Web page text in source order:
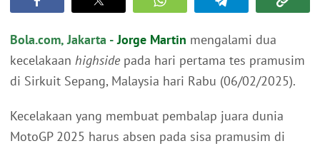
Bola.com, Jakarta - Jorge Martin mengalami dua
kecelakaan highsidepada hari pertama tes pramusim
di Sirkuit Sepang, Malaysia hari Rabu (06/02/2025).
Kecelakaan yang membuat pembalap juara dunia
MotoGP 2025 harus absen pada sisa pramusim di